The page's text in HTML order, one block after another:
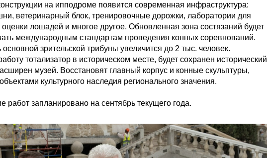
на ипподроме появится современная инфраструктура:
ветеринарный блок, тренировочные дорожки, лаборатории для
лошадей и многое другое. Обновленная зона состязаний будет
международным стандартам проведения конных соревнований.
зрительской трибуны увеличится до 2 тыс. человек.
тотализатор в историческом месте, будет сохранен исторический
музей. Восстановят главный корпус и конные скульптуры,
культурного наследия регионального значения.
работ запланировано на сентябрь текущего года.